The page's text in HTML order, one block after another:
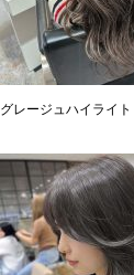
グレージュハイライト